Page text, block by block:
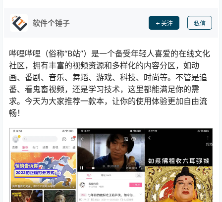
软件个锤子 关注 私信
哔哩哔哩（俗称“B站”）是一个备受年轻人喜爱的在线文化
社区，拥有丰富的视频资源和多样化的内容分区，如动
画、番剧、音乐、舞蹈、游戏、科技、时尚等。不管是追
番、看鬼畜视频，还是学习技术，这里都能满足你的需
求。今天为大家推荐一款本，让你的使用体验更加自由流
畅！